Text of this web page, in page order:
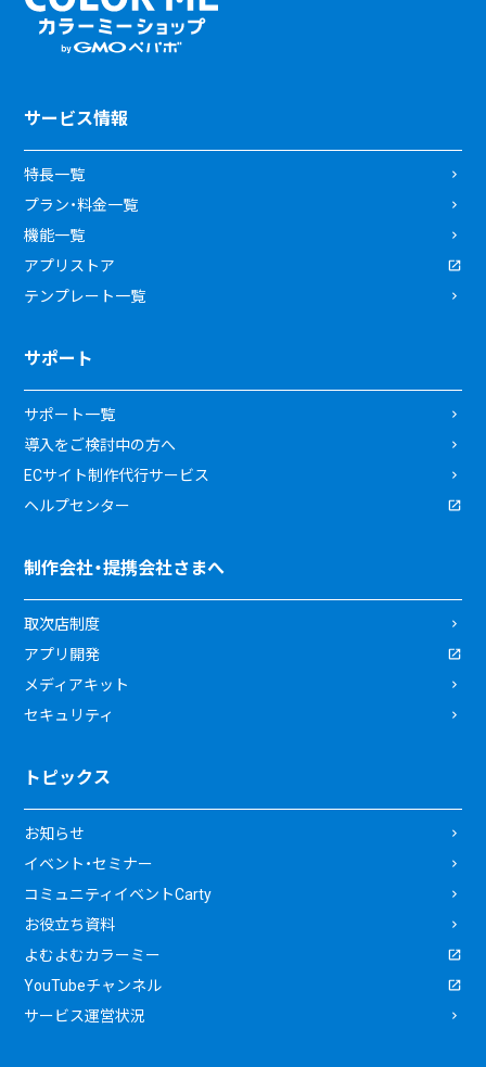
サービス情報
特長一覧
プラン・料金一覧
機能一覧
アプリストア
テンプレート一覧
サポート
サポート一覧
導入をご検討中の方へ
ECサイト制作代行サービス
ヘルプセンター
制作会社・提携会社さまへ
取次店制度
アプリ開発
メディアキット
セキュリティ
トピックス
お知らせ
イベント・セミナー
コミュニティイベントCarty
お役立ち資料
よむよむカラーミー
YouTubeチャンネル
サービス運営状況